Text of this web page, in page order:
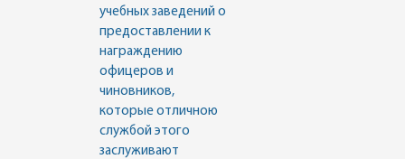
учебных заведений о
предоставлении к
награждению
офицеров и
чиновников,
которые отличною
службой этого
заслуживают